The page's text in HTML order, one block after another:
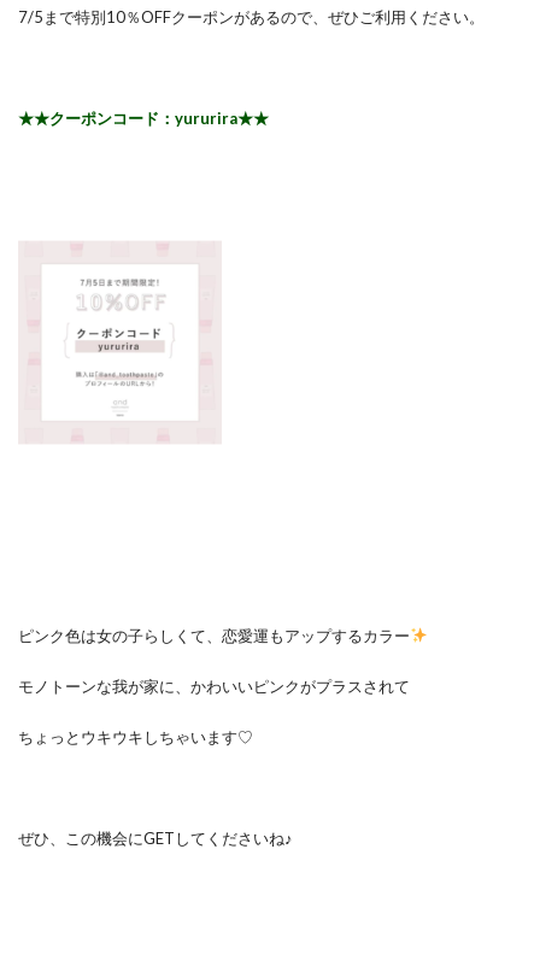
7/5まで特別10％OFFクーポンがあるので、ぜひご利用ください。
★★クーポンコード：yururira★★
ピンク色は女の子らしくて、恋愛運もアップするカラー
モノトーンな我が家に、かわいいピンクがプラスされて
ちょっとウキウキしちゃいます♡
ぜひ、この機会にGETしてくださいね♪